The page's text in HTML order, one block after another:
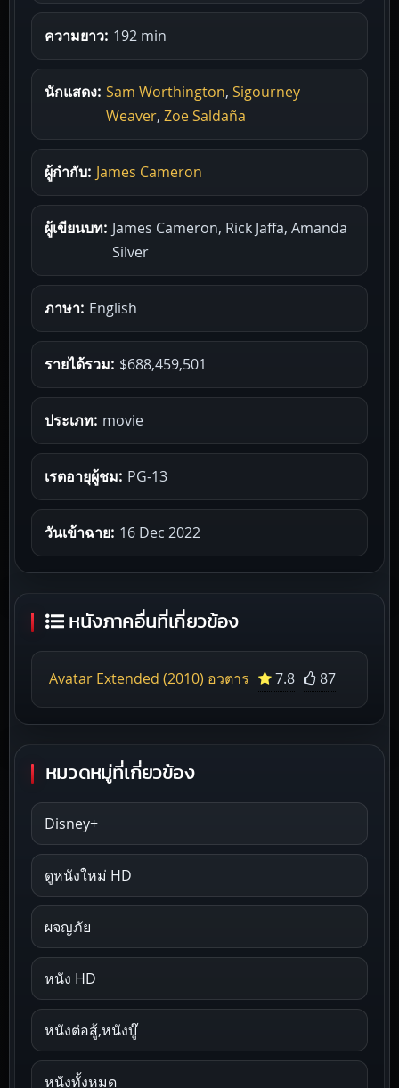
ความยาว: 192 min
นักแสดง: Sam Worthington, Sigourney
Weaver, Zoe Saldaña
ผู้กำกับ: James Cameron
ผู้เขียนบท: James Cameron, Rick Jaffa, Amanda
Silver
ภาษา: English
รายได้รวม: $688,459,501
ประเภท: movie
เรตอายุผู้ชม: PG-13
วันเข้าฉาย: 16 Dec 2022
หนังภาคอื่นที่เกี่ยวข้อง
Avatar Extended (2010) อวตาร 7.8 87
หมวดหมู่ที่เกี่ยวข้อง
Disney+
ดูหนังใหม่ HD
ผจญภัย
หนัง HD
หนังต่อสู้,หนังบู๊
หนังทั้งหมด